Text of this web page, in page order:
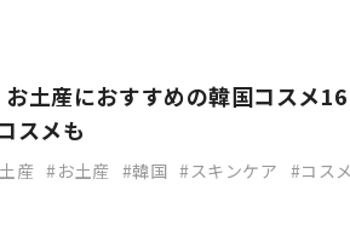
お土産におすすめの韓国コスメ
スメも
産 お土産 韓国 スキンケア コスメ